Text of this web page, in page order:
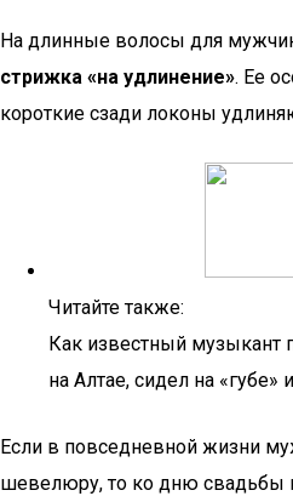
На длинные волосы для
стрижка «на удлинение». Ее
короткие сзади локоны
Читайте также:
Как известный музыкант
на Алтае, сидел на «губе»
Если в повседневной жизни
шевелюру, то ко дню свадьбы